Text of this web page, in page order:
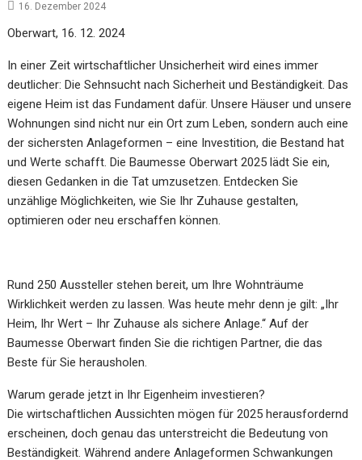
16. Dezember 2024
Oberwart, 16. 12. 2024
In einer Zeit wirtschaftlicher Unsicherheit wird eines immer
deutlicher: Die Sehnsucht nach Sicherheit und Beständigkeit. Das
eigene Heim ist das Fundament dafür. Unsere Häuser und unsere
Wohnungen sind nicht nur ein Ort zum Leben, sondern auch eine
der sichersten Anlageformen – eine Investition, die Bestand hat
und Werte schafft. Die Baumesse Oberwart 2025 lädt Sie ein,
diesen Gedanken in die Tat umzusetzen. Entdecken Sie
unzählige Möglichkeiten, wie Sie Ihr Zuhause gestalten,
optimieren oder neu erschaffen können.
Rund 250 Aussteller stehen bereit, um Ihre Wohnträume
Wirklichkeit werden zu lassen. Was heute mehr denn je gilt: „Ihr
Heim, Ihr Wert – Ihr Zuhause als sichere Anlage.“ Auf der
Baumesse Oberwart finden Sie die richtigen Partner, die das
Beste für Sie herausholen.
Warum gerade jetzt in Ihr Eigenheim investieren?
Die wirtschaftlichen Aussichten mögen für 2025 herausfordernd
erscheinen, doch genau das unterstreicht die Bedeutung von
Beständigkeit. Während andere Anlageformen Schwankungen